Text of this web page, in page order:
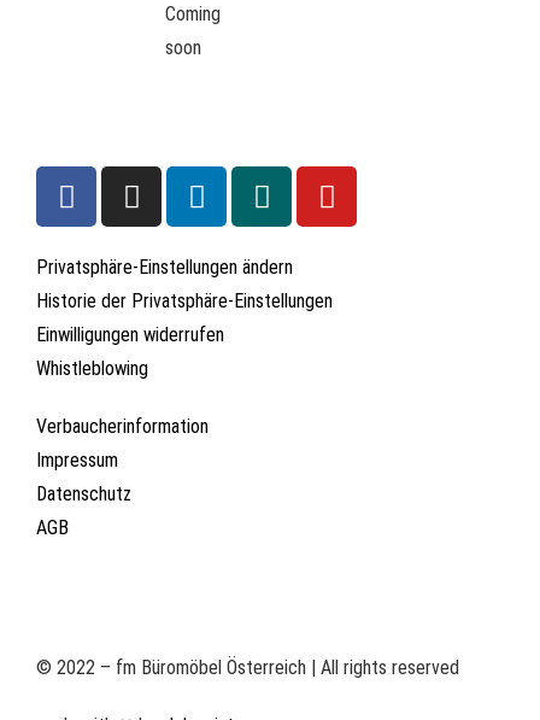
Coming
soon
Privatsphäre-Einstellungen ändern
Historie der Privatsphäre-Einstellungen
Einwilligungen widerrufen
Whistleblowing
Verbaucherinformation
Impressum
Datenschutz
AGB
© 2022 – fm Büromöbel Österreich | All rights reserved